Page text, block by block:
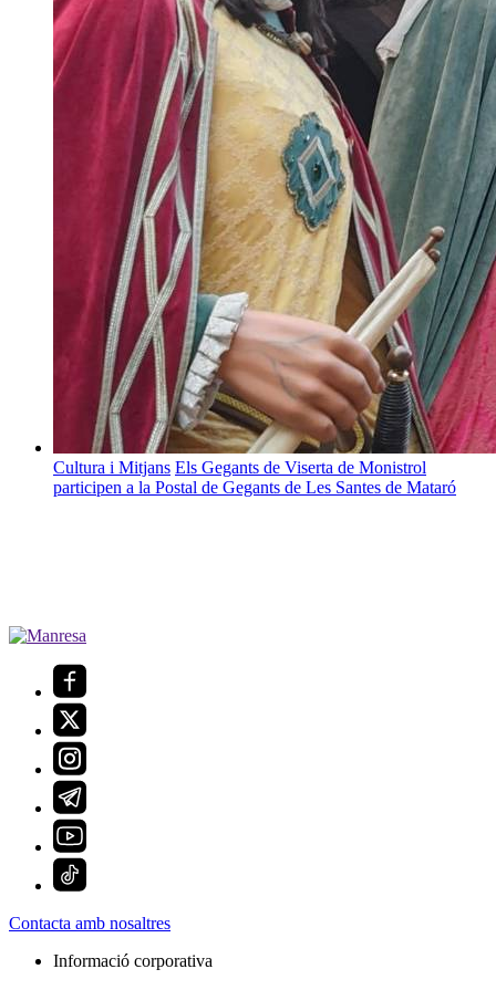
Cultura i Mitjans Els Gegants de Viserta de Monistrol
participen a la Postal de Gegants de Les Santes de Mataró
Contacta amb nosaltres
Informació corporativa